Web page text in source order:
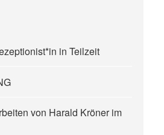
in Teilzeit
von Harald Kröner im